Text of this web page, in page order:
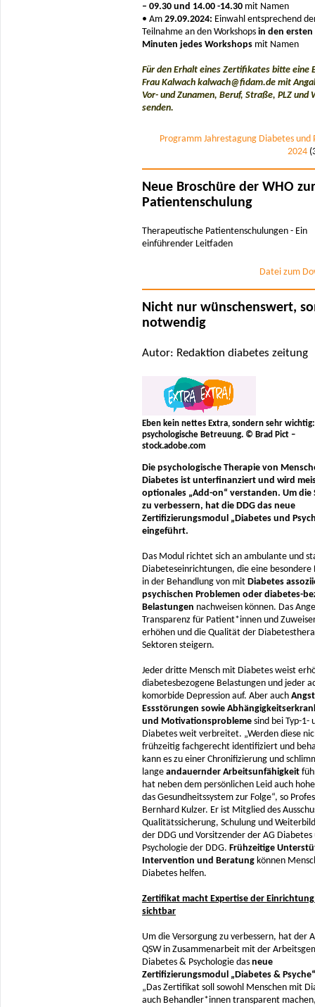
– 09.30 und 14.00 -14.30 mit Namen
• Am 29.09.2024: Einwahl entsprechend
Teilnahme an den Workshops in den ersten
Minuten jedes Workshops mit Namen
Für den Erhalt eines Zertifikates bitte eine
Frau Kalwach kalwach@fidam.de mit
Vor- und Zunamen, Beruf, Straße, PLZ und
senden.
Programm Jahrestagung Diabetes und
2024
Neue Broschüre der WHO zur
Patientenschulung
Therapeutische Patientenschulungen - Ein
einführender Leitfaden
Datei zum
Nicht nur wünschenswert,
notwendig
Autor: Redaktion diabetes zeitung
Eben kein nettes Extra, sondern sehr wichtig:
psychologische Betreuung. © Brad Pict –
stock.adobe.com
Die psychologische Therapie von
Diabetes ist unterfinanziert und wird
optionales „Add-on“ verstanden. Um die
zu verbessern, hat die DDG das neue
Zertifizierungsmodul „Diabetes und
eingeführt.
Das Modul richtet sich an ambulante und
Diabeteseinrichtungen, die eine besondere
in der Behandlung von mit Diabetes
psychischen Problemen oder diabetes-
Belastungen nachweisen können. Das
Transparenz für Patient*innen und
erhöhen und die Qualität der
Sektoren steigern.
Jeder dritte Mensch mit Diabetes weist
diabetesbezogene Belastungen und jeder
komorbide Depression auf. Aber auch
Essstörungen sowie
und Motivationsprobleme sind bei Typ-1-
Diabetes weit verbreitet. „Werden diese
frühzeitig fachgerecht identifiziert und
kann es zu einer Chronifizierung und
lange andauernder Arbeitsunfähigkeit
hat neben dem persönlichen Leid auch
das Gesundheitssystem zur Folge“, so
Bernhard Kulzer. Er ist Mitglied des
Qualitätssicherung, Schulung und
der DDG und Vorsitzender der AG Diabetes
Psychologie der DDG. Frühzeitige
Intervention und Beratung können
Diabetes helfen.
Zertifikat macht Expertise der
sichtbar
Um die Versorgung zu verbessern, hat der
QSW in Zusammenarbeit mit der
Diabetes & Psychologie das neue
Zertifizierungsmodul „Diabetes & Psyche“
„Das Zertifikat soll sowohl Menschen mit
auch Behandler*innen transparent